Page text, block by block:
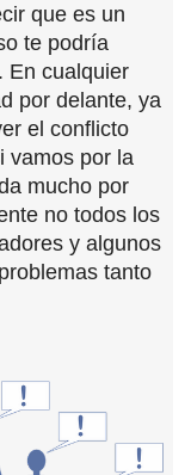
que es un
te podría
En cualquier
por delante, ya
el conflicto
vamos por la
mucho por
no todos los
y algunos
tanto